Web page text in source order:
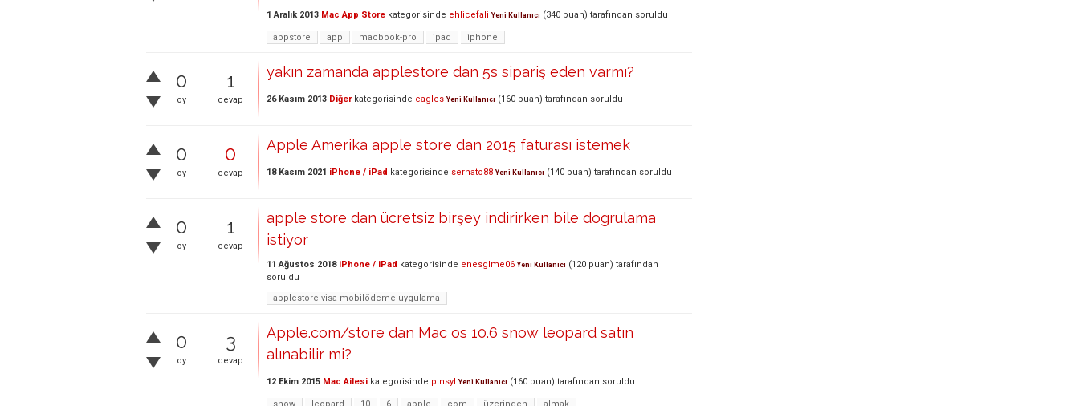
1 Aralık 2013 Mac App Store kategorisinde ehlicefali Yeni Kullanıcı (340 puan) tarafından soruldu
appstore app macbook-pro ipad iphone
0
oy
1
cevap
yakın zamanda applestore dan 5s sipariş eden varmı?
26 Kasım 2013 Diğerkategorisinde eagles Yeni Kullanıcı (160 puan) tarafından soruldu
0
oy
0
cevap
Apple Amerika apple store dan 2015 faturası istemek
18 Kasım 2021 iPhone / iPad kategorisinde serhato88 Yeni Kullanıcı (140 puan) tarafından soruldu
0
oy
1
cevap
apple store dan ücretsiz birşey indirirken bile dogrulama
istiyor
11 Ağustos 2018 iPhone / iPad kategorisinde enesglme06 Yeni Kullanıcı (120 puan) tarafından
soruldu
applestore-visa-mobilödeme-uygulama
0
oy
3
cevap
Apple.com/store dan Mac os 10.6 snow leopard satın
alınabilir mi?
12 Ekim 2015 Mac Ailesi kategorisinde ptnsyl Yeni Kullanıcı (160 puan) tarafından soruldu
snow leopard 10 6 apple com üzerinden almak